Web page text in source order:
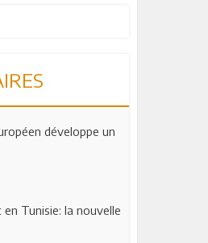
développe un
en Tunisie: la nouvelle